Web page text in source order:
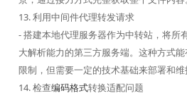
13. 利用中间件代理转发请求
- 搭建本地代理服务器作为中转站，将所
大解析能力的第三方服务端。这种方式
限制，但需要一定的技术基础来部署和维
14. 检查编码格式转换适配问题